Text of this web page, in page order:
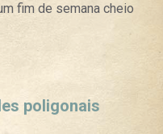
fim de semana cheio
poligonais